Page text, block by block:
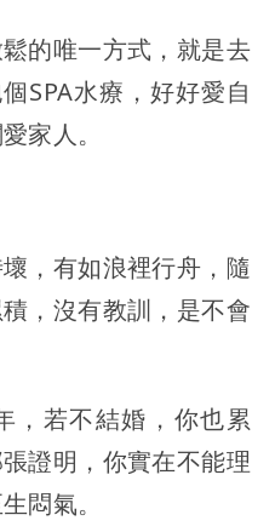
的唯一方式，就是去
SPA水療，好好愛自
家人。
，有如浪裡行舟，隨
，沒有教訓，是不會
，若不結婚，你也累
證明，你實在不能理
悶氣。